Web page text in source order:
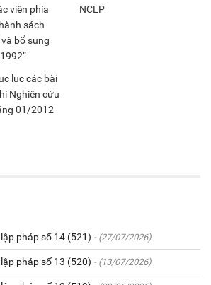
viên phía
sách
bổ sung
NCLP
lục các bài
Nghiên cứu
01/2012-
pháp số 14 (521) - (27/07/2026)
pháp số 13 (520) - (13/07/2026)